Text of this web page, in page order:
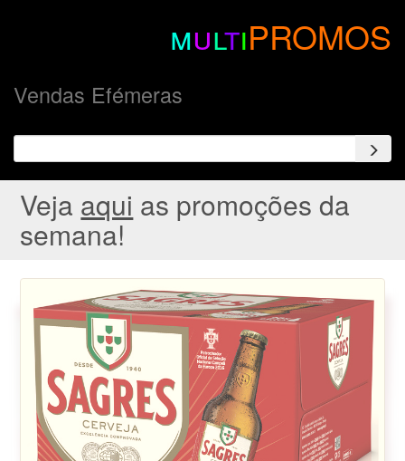
multiPROMOS
Vendas Efémeras
Veja aqui as promoções da
semana!